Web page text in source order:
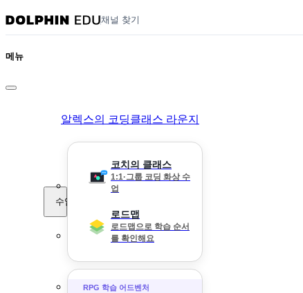
채널 찾기
메뉴
알렉스의 코딩클래스 라운지
수업
코치의 클래스
1:1·그룹 코딩 화상 수
업
로드맵
로드맵으로 학습 순서
를 확인해요
RPG 학습 어드벤처